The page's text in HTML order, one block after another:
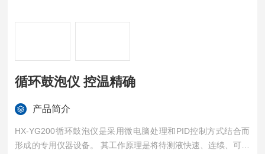
循环鼓泡仪 控温精确
产品简介
HX-YG200循环鼓泡仪是采用微电脑处理和PID控制方式结合而
形成的专用仪器设备。 其工作原理是将待测液快速、连续、可控